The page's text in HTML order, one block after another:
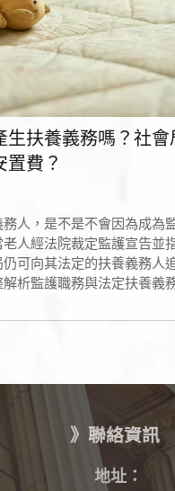
生扶養義務嗎？社會
置費？
人，是不是不會因為成為
人經法院裁定監護宣告並
可向其法定的扶養義務人
析監護職務與法定扶養義
》聯絡資訊
✉地址：